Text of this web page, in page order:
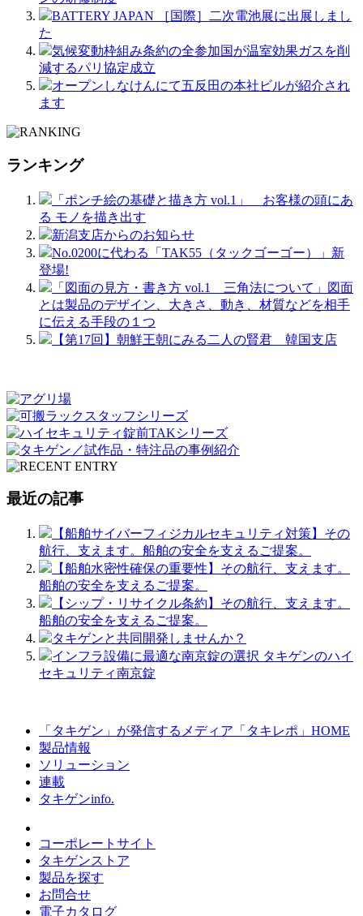
BATTERY JAPAN ［国際］二次電池展に出展しまし
た
気候変動枠組み条約の全参加国が温室効果ガスを削
減するパリ協定成立
オープンしなけんにて五反田の本社ビルが紹介され
ます
ランキング
「ポンチ絵の基礎と描き方 vol.1」 お客様の頭にあ
る モノを描き出す
新潟支店からのお知らせ
No.0200に代わる「TAK55（タックゴーゴー）」新
登場!
「図面の見方・書き方 vol.1 三角法について」図面
とは製品のデザイン、大きさ、動き、材質などを相手
に伝える手段の１つ
【第17回】朝鮮王朝にみる二人の賢君 韓国支店
最近の記事
【船舶サイバーフィジカルセキュリティ対策】その
航行、支えます。船舶の安全を支えるご提案。
【船舶水密性確保の重要性】その航行、支えます。
船舶の安全を支えるご提案。
【シップ・リサイクル条約】その航行、支えます。
船舶の安全を支えるご提案。
タキゲンと共同開発しませんか？
インフラ設備に最適な南京錠の選択 タキゲンのハイ
セキュリティ南京錠
「タキゲン」が発信するメディア「タキレポ」HOME
製品情報
ソリューション
連載
タキゲンinfo.
コーポレートサイト
タキゲンストア
製品を探す
お問合せ
電子カタログ